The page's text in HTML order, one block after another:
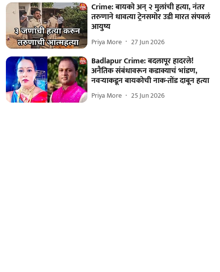
Crime: बायको अन् २ मुलांची हत्या, नंतर
तरुणाने धावत्या ट्रेनसमोर उडी मारत संपवलं
आयुष्य
Priya More 27 Jun 2026
Badlapur Crime: बदलापूर हादरले!
अनैतिक संबंधावरून कडाक्याचं भांडण,
नवऱ्याकडून बायकोची नाक-तोंड दाबून हत्या
Priya More 25 Jun 2026